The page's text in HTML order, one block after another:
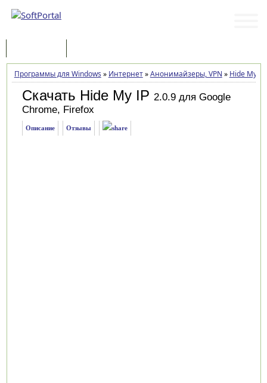
Программы для Windows » Интернет»Анонимайзеры, VPN » Hide My IP
Скачать Hide My IP 2.0.9 для Google
Chrome, Firefox
Описание Отзывы